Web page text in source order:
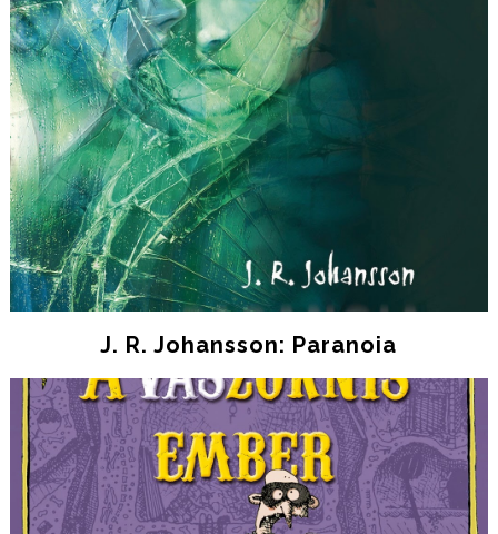
J. R. Johansson: Paranoia